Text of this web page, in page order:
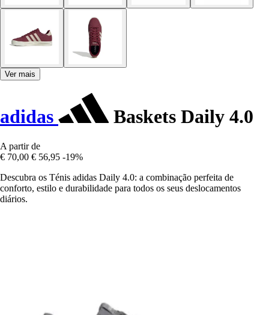
Ver mais
adidas Baskets Daily 4.0
A partir de
€ 70,00 € 56,95 -19%
Descubra os Ténis adidas Daily 4.0: a combinação perfeita de
conforto, estilo e durabilidade para todos os seus deslocamentos
diários.